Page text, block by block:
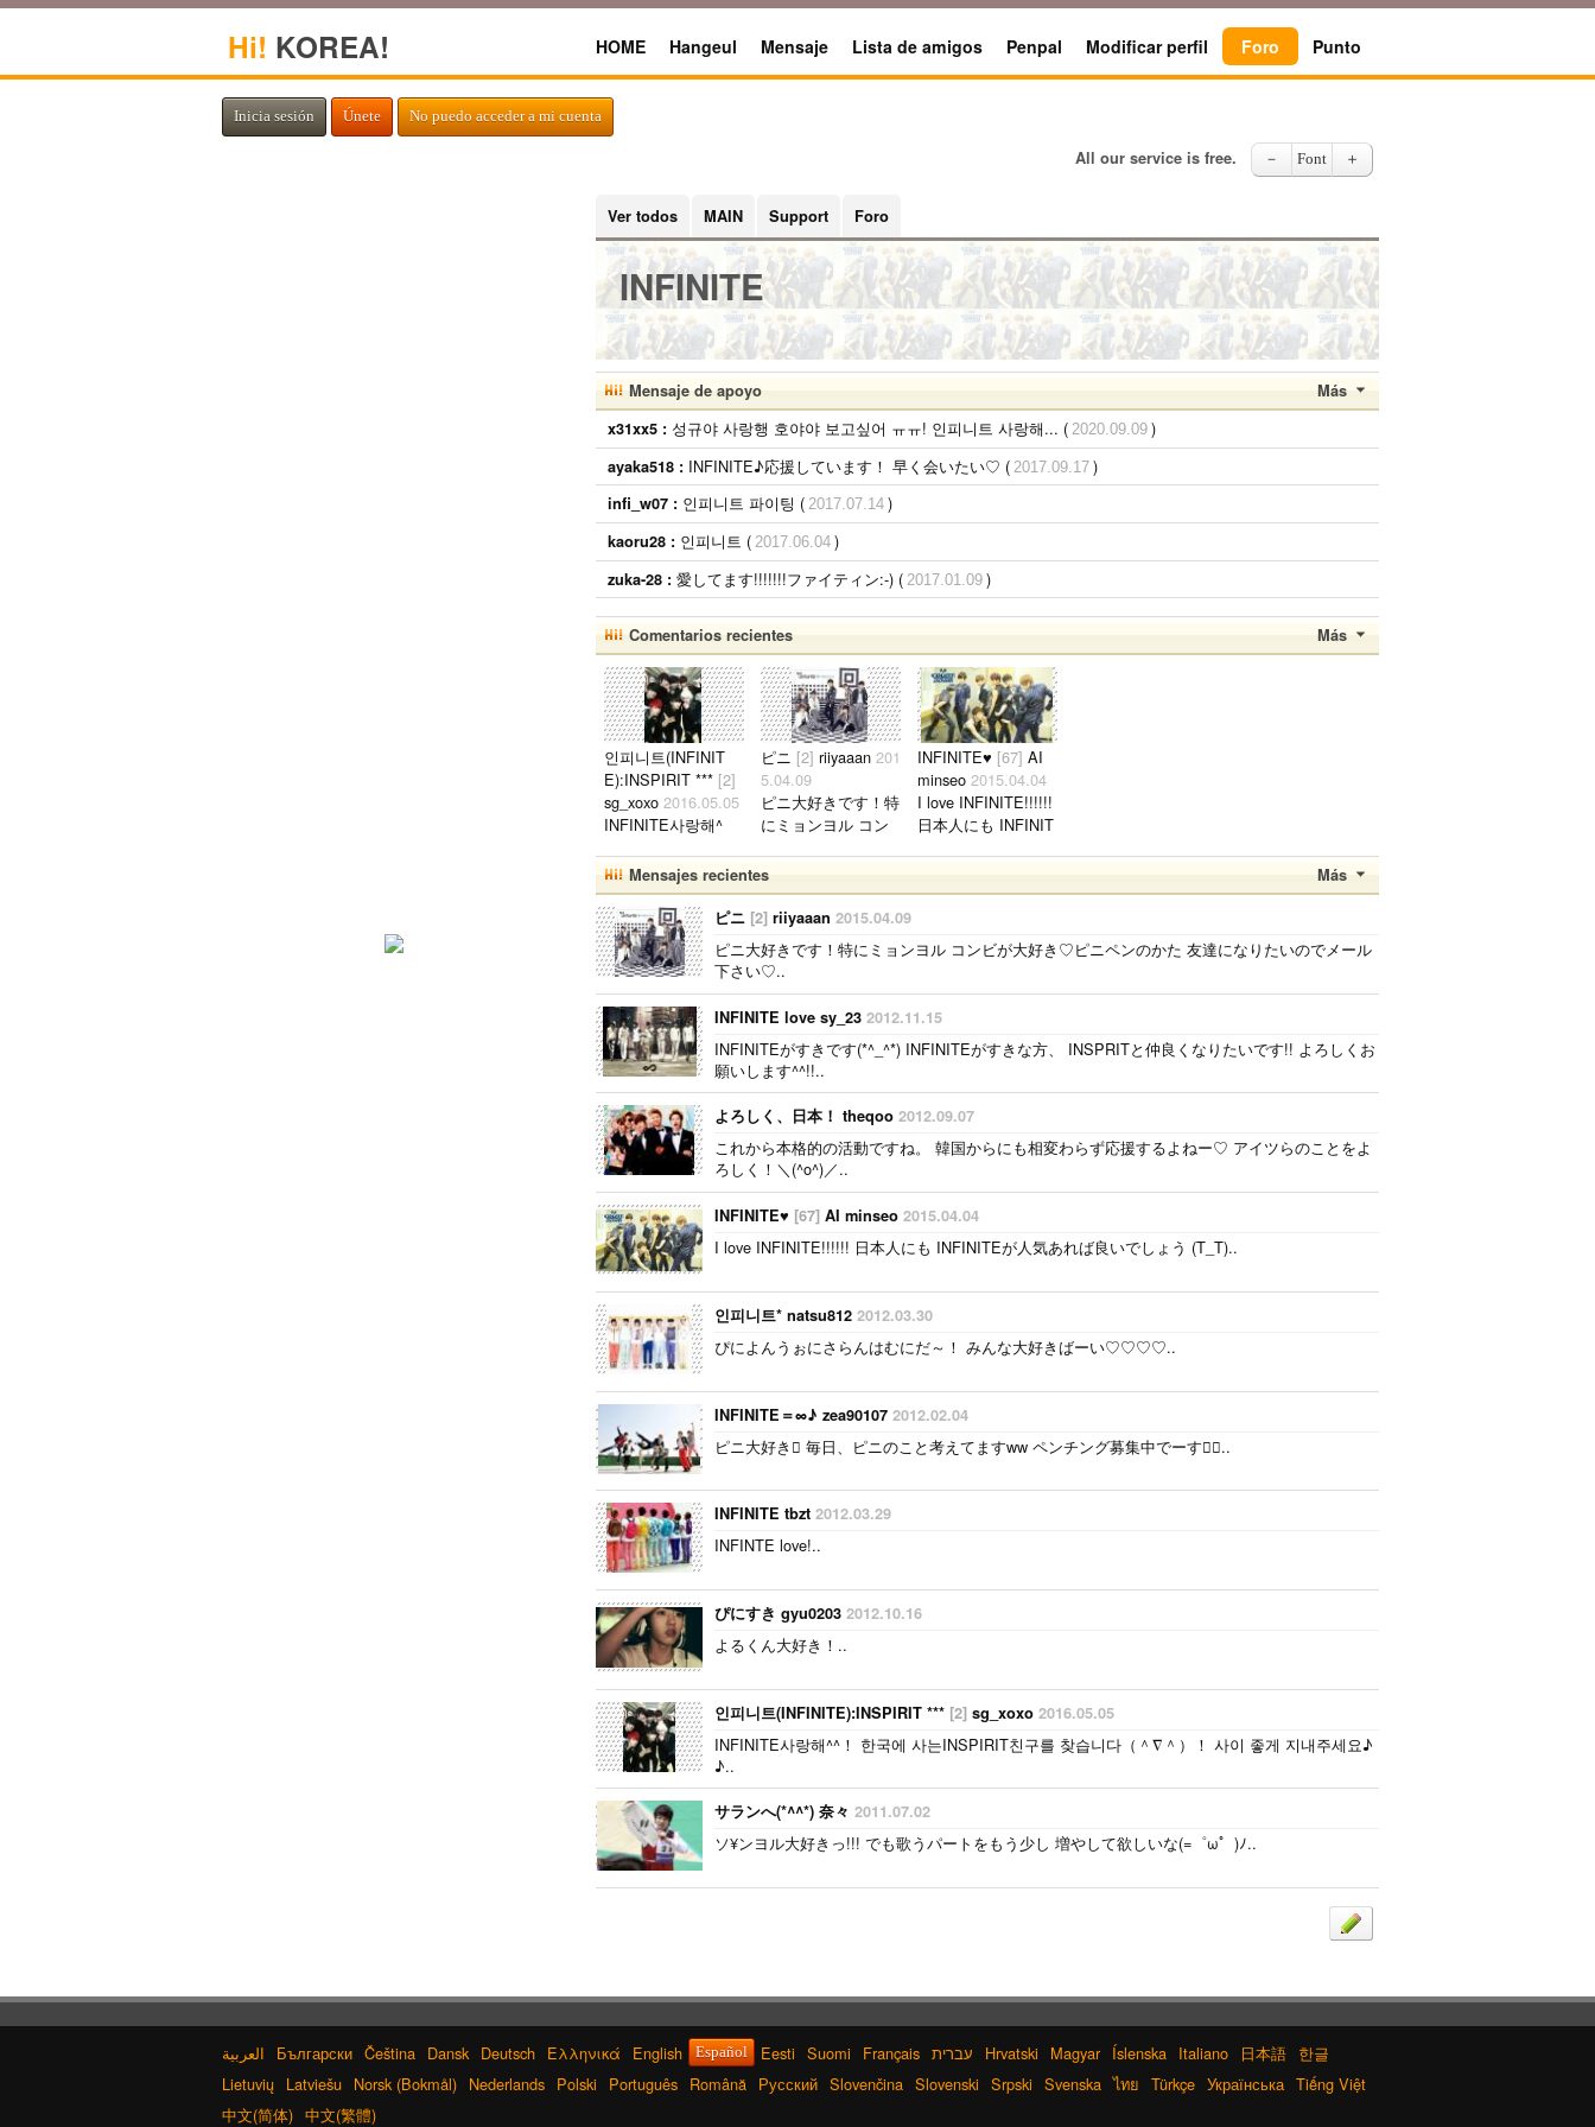
Hi! KOREA! HOME Hangeul Mensaje Lista de amigos Penpal Modificar perfil Foro Punto
Inicia sesión Únete No puedo acceder a mi cuenta
All our service is free. － Font ＋
Ver todos MAIN Support Foro
INFINITE
Más
Mensaje de apoyo
x31xx5 : 성규야 사랑행 호야야 보고싶어 ㅠㅠ! 인피니트 사랑해... ( 2020.09.09 )
ayaka518 : INFINITE♪応援しています！ 早く会いたい♡ ( 2017.09.17 )
infi_w07 : 인피니트 파이팅 ( 2017.07.14 )
kaoru28 : 인피니트 ( 2017.06.04 )
zuka-28 : 愛してます!!!!!!!ファイティン:-) ( 2017.01.09 )
Más
Comentarios recientes
인피니트(INFINIT
E):INSPIRIT *** [2]
sg_xoxo 2016.05.05
INFINITE사랑해^
PIRIT친구를 찾습니
다（＾∇＾）！ 사이
좋게 지내주세요♪
♪..
ピニ [2] riiyaaan 201
5.04.09
ピニ大好きです！特
にミョンヨル コン
ンのかた 友達にな
りたいのでメール下
さい♡..
INFINITE♥ [67] AI
minseo 2015.04.04
I love INFINITE!!!!!!
日本人にも INFINIT
Más
Mensajes recientes
ピニ [2] riiyaaan 2015.04.09
ピニ大好きです！特にミョンヨル コンビが大好き♡ピニペンのかた 友達になりたいのでメール
下さい♡..
INFINITE love sy_23 2012.11.15
INFINITEがすきです(*^_^*) INFINITEがすきな方、 INSPRITと仲良くなりたいです!! よろしくお
願いします^^!!..
よろしく、日本！ theqoo 2012.09.07
これから本格的の活動ですね。 韓国からにも相変わらず応援するよねー♡ アイツらのことをよ
ろしく！＼(^o^)／..
INFINITE♥ [67] AI minseo 2015.04.04
I love INFINITE!!!!!! 日本人にも INFINITEが人気あれば良いでしょう (T_T)..
인피니트* natsu812 2012.03.30
ぴによんうぉにさらんはむにだ～！ みんな大好きばーい♡♡♡♡..
INFINITE＝∞♪ zea90107 2012.02.04
ピニ大好き 毎日、ピニのこと考えてますww ペンチング募集中でーす..
INFINITE tbzt 2012.03.29
INFINTE love!..
ぴにすき gyu0203 2012.10.16
よるくん大好き！..
인피니트(INFINITE):INSPIRIT *** [2] sg_xoxo 2016.05.05
INFINITE사랑해^^！ 한국에 사는INSPIRIT친구를 찾습니다（＾∇＾）！ 사이 좋게 지내주세요♪
♪..
サランへ(*^^*) 奈々 2011.07.02
ソ¥ンヨル大好きっ!!! でも歌うパートをもう少し 増やして欲しいな(=゜ω゜)ﾉ..
Български Čeština Dansk Deutsch Ελληνικά English Español Eesti Suomi Français עברית Hrvatski Magyar Íslenska Italiano 日本語 한글
Lietuvių Latviešu Norsk (Bokmål) Nederlands Polski Português Română Русский Slovenčina Slovenski Srpski Svenska ไทย Türkçe Українська Tiếng Việt
中文(简体) 中文(繁體)